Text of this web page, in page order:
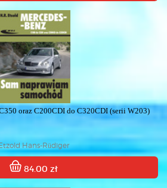
oraz C200CDI do C320CDI (serii W203)
Hans-Rüdiger
84.00 zł